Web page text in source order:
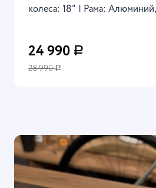
колеса: 18" | Рама:
24 990 Р
28 990Р